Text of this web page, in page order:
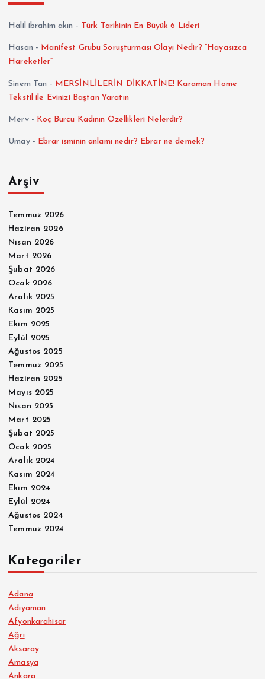
Halil ibrahim akın - Türk Tarihinin En Büyük 6 Lideri
Hasan - Manifest Grubu Soruşturması Olayı Nedir? “Hayasızca
Hareketler”
Sinem Tan - MERSİNLİLERİN DİKKATİNE! Karaman Home
Tekstil ile Evinizi Baştan Yaratın
Merv- Koç Burcu Kadının Özellikleri Nelerdir?
Umay- Ebrar isminin anlamı nedir? Ebrar ne demek?
Arşiv
Temmuz 2026
Haziran 2026
Nisan 2026
Mart 2026
Şubat 2026
Ocak 2026
Aralık 2025
Kasım 2025
Ekim 2025
Eylül 2025
Ağustos 2025
Temmuz 2025
Haziran 2025
Mayıs 2025
Nisan 2025
Mart 2025
Şubat 2025
Ocak 2025
Aralık 2024
Kasım 2024
Ekim 2024
Eylül 2024
Ağustos 2024
Temmuz 2024
Kategoriler
Adana
Adıyaman
Afyonkarahisar
Ağrı
Aksaray
Amasya
Ankara